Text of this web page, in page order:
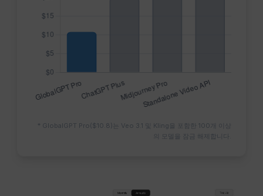
* GlobalGPT Pro($10.8)는 Veo 3.1 및 Kling을 포함한 100개 이상
의 모델을 잠금 해제합니다.